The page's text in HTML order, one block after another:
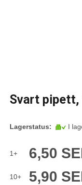
Svart pipett,
Lagerstatus: I
1+ 6,50
10+ 5,90